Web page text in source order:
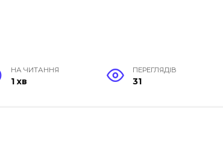
НА ЧИТАННЯ
1 хв
ПЕРЕГЛЯДІВ
31